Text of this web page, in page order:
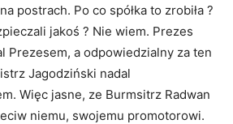
postrach. Po co spółka to zrobiła ?
jakoś ? Nie wiem. Prezes
Prezesem, a odpowiedzialny za ten
Jagodziński nadal
Więc jasne, ze Burmsitrz Radwan
niemu, swojemu promotorowi.